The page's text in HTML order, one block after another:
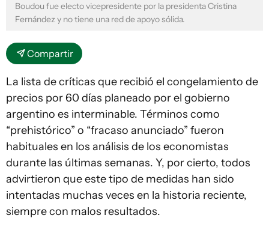
Boudou fue electo vicepresidente por la presidenta Cristina
Fernández y no tiene una red de apoyo sólida.
Compartir
La lista de críticas que recibió el congelamiento de
precios por 60 días planeado por el gobierno
argentino es interminable. Términos como
“prehistórico” o “fracaso anunciado” fueron
habituales en los análisis de los economistas
durante las últimas semanas. Y, por cierto, todos
advirtieron que este tipo de medidas han sido
intentadas muchas veces en la historia reciente,
siempre con malos resultados.